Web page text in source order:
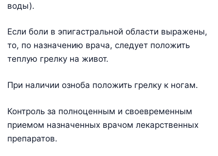
воды).
Если боли в эпигастральной области выражены,
то, по назначению врача, следует положить
теплую грелку на живот.
При наличии озноба положить грелку к ногам.
Контроль за полноценным и своевременным
приемом назначенных врачом лекарственных
препаратов.